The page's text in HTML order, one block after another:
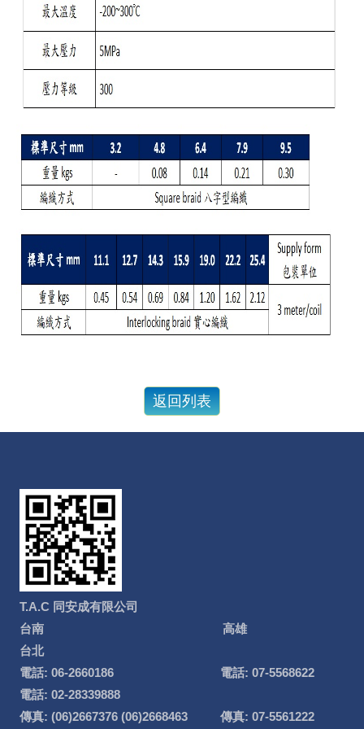
T.A.C 同安成有限公司
台南 高雄
台北
電話: 06-2660186 電話: 07-5568622
電話: 02-28339888
傳真: (06)2667376 (06)2668463 傳真: 07-5561222